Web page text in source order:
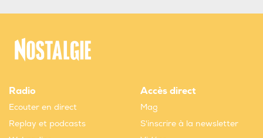
Radio
Ecouter en direct
Replay et podcasts
Accès direct
Mag
S'inscrire à la newsletter